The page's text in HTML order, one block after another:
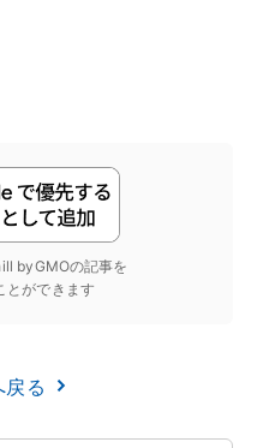
byGMOの記事を
とができます
戻る